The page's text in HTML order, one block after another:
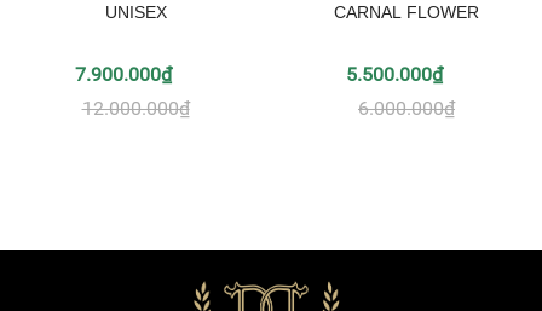
UNISEX
7.900.000₫
12.000.000₫
CARNAL FLOWER
5.500.000₫
6.000.000₫